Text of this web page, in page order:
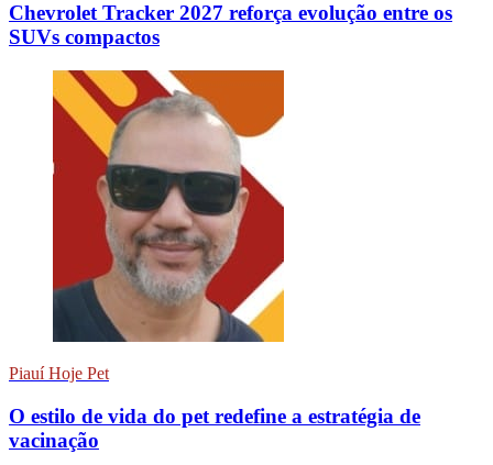
Chevrolet Tracker 2027 reforça evolução entre os
SUVs compactos
Piauí Hoje Pet
O estilo de vida do pet redefine a estratégia de
vacinação